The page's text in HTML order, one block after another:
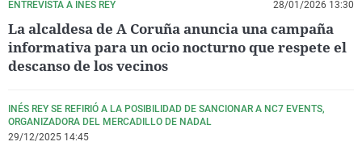
ENTREVISTA A INÉS REY 28/01/2026 13:30
La alcaldesa de A Coruña anuncia una campaña
informativa para un ocio nocturno que respete el
descanso de los vecinos
INÉS REY SE REFIRIÓ A LA POSIBILIDAD DE SANCIONAR A NC7 EVENTS,
ORGANIZADORA DEL MERCADILLO DE NADAL
29/12/2025 14:45